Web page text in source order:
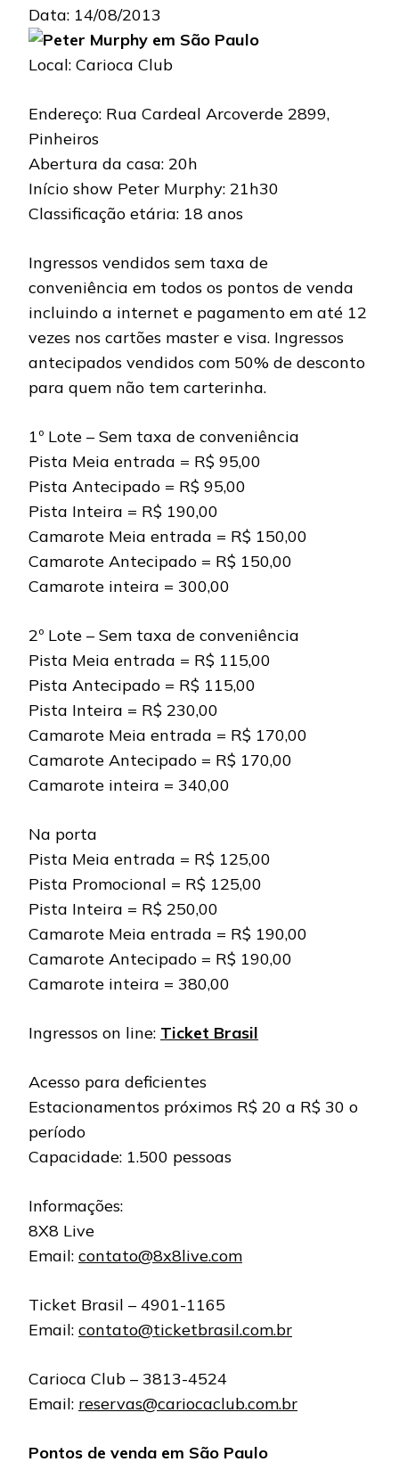
Data: 14/08/2013
Local: Carioca Club
Endereço: Rua Cardeal Arcoverde 2899,
Pinheiros
Abertura da casa: 20h
Início show Peter Murphy: 21h30
Classificação etária: 18 anos
Ingressos vendidos sem taxa de
conveniência em todos os pontos de venda
incluindo a internet e pagamento em até 12
vezes nos cartões master e visa. Ingressos
antecipados vendidos com 50% de desconto
para quem não tem carterinha.
1º Lote – Sem taxa de conveniência
Pista Meia entrada = R$ 95,00
Pista Antecipado = R$ 95,00
Pista Inteira = R$ 190,00
Camarote Meia entrada = R$ 150,00
Camarote Antecipado = R$ 150,00
Camarote inteira = 300,00
2º Lote – Sem taxa de conveniência
Pista Meia entrada = R$ 115,00
Pista Antecipado = R$ 115,00
Pista Inteira = R$ 230,00
Camarote Meia entrada = R$ 170,00
Camarote Antecipado = R$ 170,00
Camarote inteira = 340,00
Na porta
Pista Meia entrada = R$ 125,00
Pista Promocional = R$ 125,00
Pista Inteira = R$ 250,00
Camarote Meia entrada = R$ 190,00
Camarote Antecipado = R$ 190,00
Camarote inteira = 380,00
Ingressos on line: Ticket Brasil
Acesso para deficientes
Estacionamentos próximos R$ 20 a R$ 30 o
período
Capacidade: 1.500 pessoas
Informações:
8X8 Live
Email: contato@8x8live.com
Ticket Brasil – 4901-1165
Email: contato@ticketbrasil.com.br
Carioca Club – 3813-4524
Email: reservas@cariocaclub.com.br
Pontos de venda em São Paulo